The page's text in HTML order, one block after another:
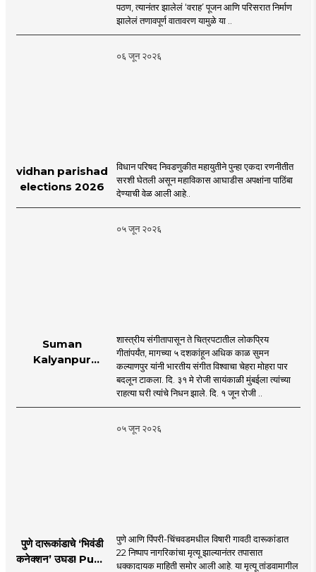
Mira Road
पठण, त्यानंतर झालेलं ‘वराह’ पूजन आणि परिसरात निर्माण
झालेलं तणावपूर्ण वातावरण यामुळे या ..
०६ जून २०२६
vidhan parishad
elections 2026
विधान परिषद निवडणुकीत महायुतीने पुन्हा एकदा रणनीतीत
सरशी घेतली असून महाविकास आघाडीस अपक्षांना पाठिंबा
देण्याची वेळ आली आहे..
०५ जून २०२६
Suman
Kalyanpur
mumbai |
शास्त्रीय संगीतापासून ते चित्रपटातील लोकप्रिय
गीतांपर्यंत, मागच्या ५ दशकांहून अधिक काळ सुमन
कल्याणपुर यांनी भारतीय संगीत विश्वाचा चेहरा मोहरा पार
बदलून टाकला. दि. ३१ मे रोजी सायंकाळी मुंबईला त्यांच्या
राहत्या घरी त्यांचे निधन झाले. दि. १ जून रोजी ..
०५ जून २०२६
पुणे दारूकांडाचे ‘भिवंडी
कनेक्शन’ उघड! Pune
पुणे आणि पिंपरी-चिंचवडमधील विषारी गावठी दारूकांडात
22 निष्पाप नागरिकांचा मृत्यू झाल्यानंतर तपासात
धक्कादायक माहिती समोर आली आहे. या मृत्यू तांडवामागील